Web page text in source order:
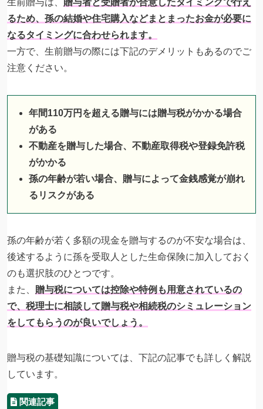
生前贈与は、 贈与者と受贈者が合意したタイミングで行え
るため、孫の結婚や住宅購入などまとまったお金が必要に
なるタイミングに合わせられます。
一方で、生前贈与の際には下記のデメリットもあるのでご
注意ください。
年間110万円を超える贈与には贈与税がかかる場合
がある
不動産を贈与した場合、不動産取得税や登録免許税
がかかる
孫の年齢が若い場合、贈与によって金銭感覚が崩れ
るリスクがある
孫の年齢が若く多額の現金を贈与するのが不安な場合は、
後述するように孫を受取人とした生命保険に加入しておく
のも選択肢のひとつです。
また、 贈与税については控除や特例も用意されているの
で、税理士に相談して贈与税や相続税のシミュレーション
をしてもらうのが良いでしょう。
贈与税の基礎知識については、下記の記事でも詳しく解説
しています。